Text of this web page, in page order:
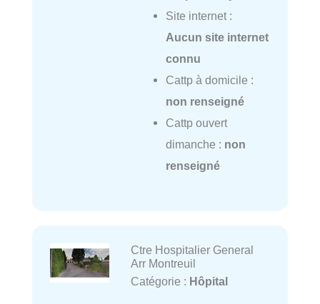
Site internet :
Aucun site internet
connu
Cattp à domicile :
non renseigné
Cattp ouvert
dimanche : non
renseigné
Ctre Hospitalier General
Arr Montreuil
Catégorie : Hôpital